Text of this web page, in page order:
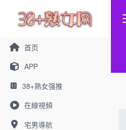
首页
APP
38+熟女强推
在線視頻
宅男導航